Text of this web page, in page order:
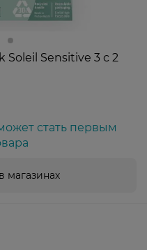
Soleil Sensitive 3 с 2
стать первым
магазинах